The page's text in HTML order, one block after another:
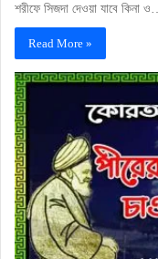
শরীফে সিজদা দেওয়া যাবে কিনা ও…
Read More »